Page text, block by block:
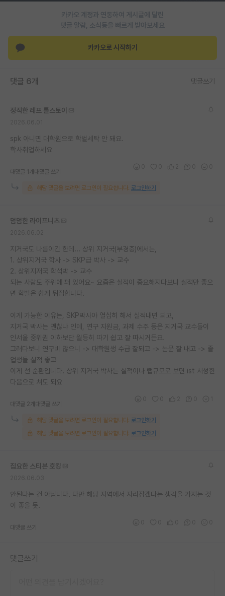
홍보 게시판
커리어
이벤트
반도체 아카데미
카카오 계정과 연동하여 게시글에 달린
댓글 알람, 소식등을 빠르게 받아보세요
카카오로 시작하기
댓글 6개 댓글쓰기
정직한 레프 톨스토이
spk 아니면 대학원으로 학벌세탁 안 돼요.
학사취업하세요
대댓글 1개 대댓글 쓰기
해당 댓글을 보려면 로그인이 필요합니다. 로그인하기
덤덤한 라이프니츠
지거국도 나름이긴 한데... 상위 지거국(부경충)에서는,
1. 상위지거국 학사 -> SKP급 박사 -> 교수
2. 상위지저국 학석박 -> 교수
되는 사람도 주위에 꽤 있어요~ 요즘은 실적이 중요해지다보니 실적만 좋으
면 학벌은 쉽게 뒤집힙니다.
이게 가능한 이유는, SKP박사야 열심히 해서 실적내면 되고,
지거국 박사는 괜찮냐 인데, 연구 지원금, 과제 수주 등은 지거국 교수들이
인서울 중위권 이하보단 월등히 따기 쉽고 잘 따시거든요.
그러다보니 연구비 많으니 -> 대학원생 수급 잘되고 -> 논문 잘 내고 -> 졸
업생들 실적 좋고
이게 선 순환입니다. 상위 지거국 박사는 실적이나 랩규모로 보면 ist 서성한
다음으로 쳐도 되요
대댓글 2개 대댓글 쓰기
해당 댓글을 보려면 로그인이 필요합니다. 로그인하기
해당 댓글을 보려면 로그인이 필요합니다. 로그인하기
집요한 스티븐 호킹
안된다는 건 아닙니다. 다만 해당 지역에서 자리잡겠다는 생각을 가지는 것
이 좋을 듯.
대댓글 쓰기
댓글쓰기